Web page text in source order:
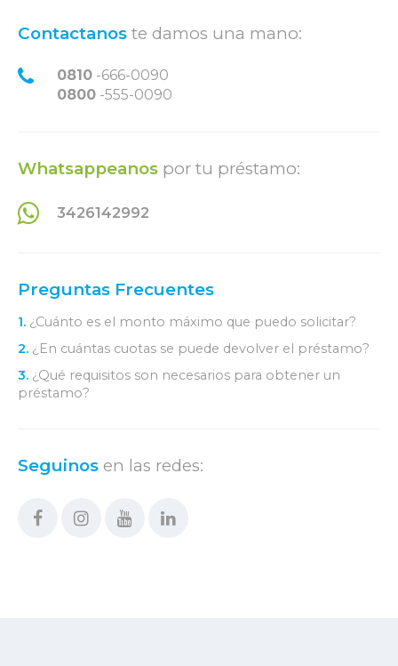
Contactanos te damos una mano:
0810 -666-0090
0800 -555-0090
Whatsappeanos por tu préstamo:
3426142992
Preguntas Frecuentes
1. ¿Cuánto es el monto máximo que puedo solicitar?
2. ¿En cuántas cuotas se puede devolver el préstamo?
3. ¿Qué requisitos son necesarios para obtener un
préstamo?
Seguinos en las redes: